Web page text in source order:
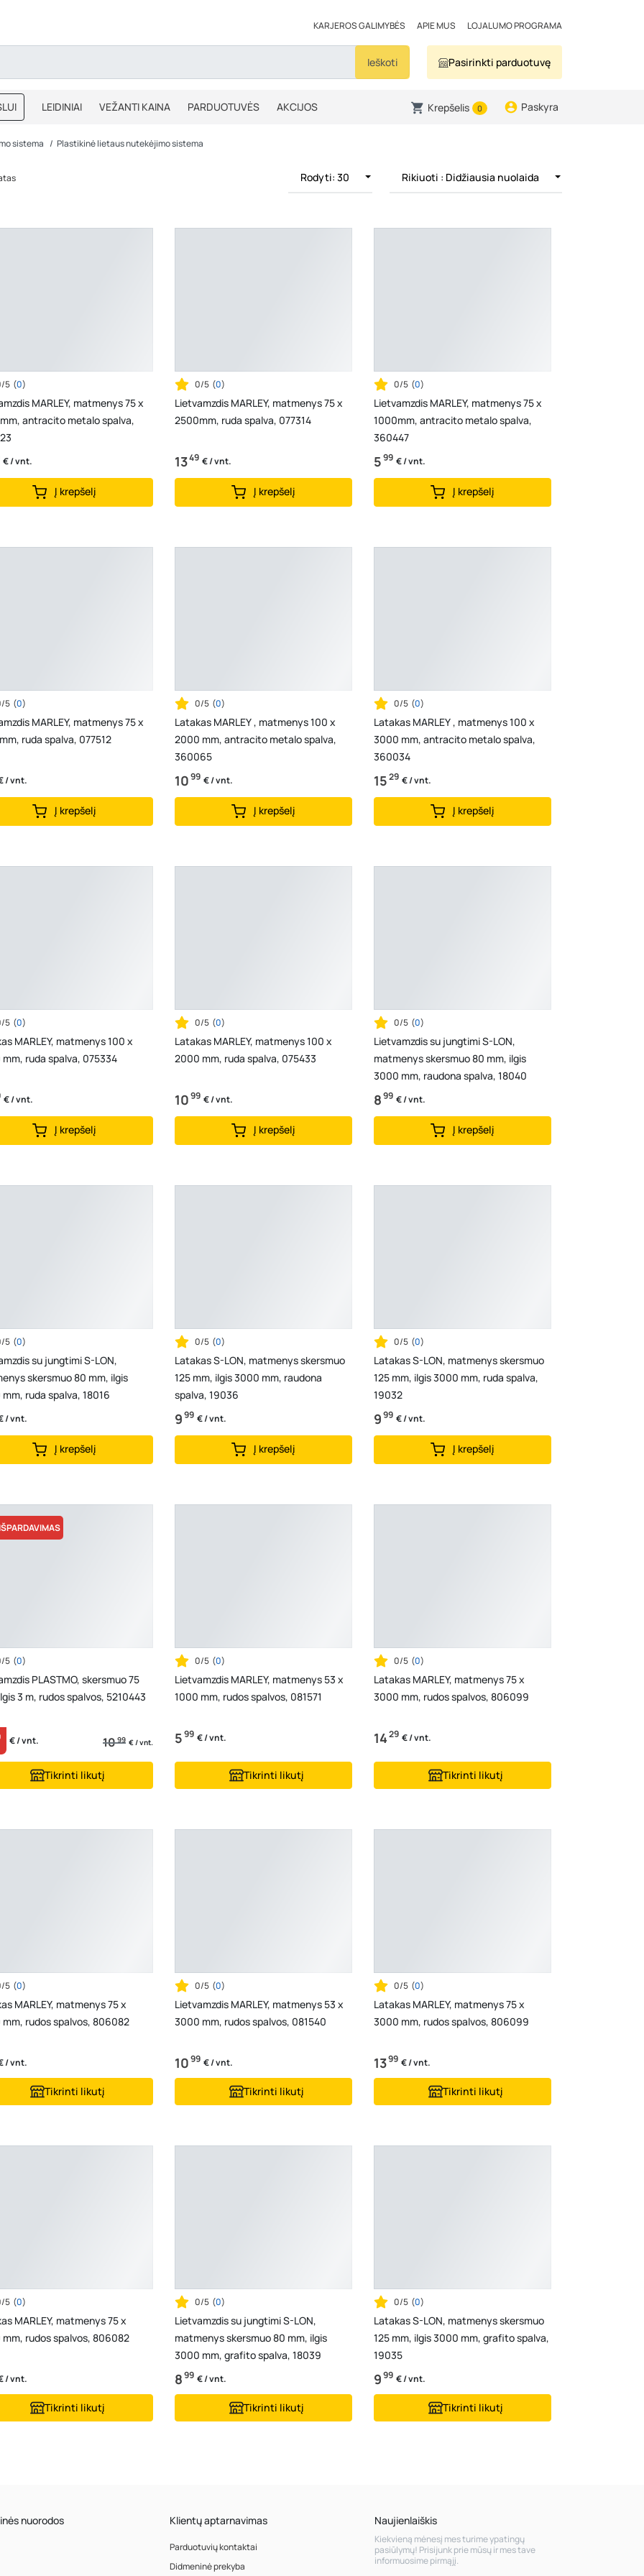
KARJEROS GALIMYBĖS APIE MUS LOJALUMO PROGRAMA
Ieškoti Pasirinkti parduotuvę
LEIDINIAI VEŽANTI KAINA PARDUOTUVĖS AKCIJOS
IŠPARDAVIMAS
Krepšelis 0 Paskyra
sistema Plastikinė lietaus nutekėjimo sistema
Rodyti: 30 Rikiuoti : Didžiausia nuolaida
5 (0)
MARLEY, matmenys 75 x
antracito metalo spalva,
€ / vnt.
Į krepšelį
0/5 (0)
Lietvamzdis MARLEY, matmenys 75 x
2500mm, ruda spalva, 077314
1349 € / vnt.
Į krepšelį
0/5 (0)
Lietvamzdis MARLEY, matmenys 75 x
1000mm, antracito metalo spalva,
360447
599 € / vnt.
Į krepšelį
5 (0)
MARLEY, matmenys 75 x
ruda spalva, 077512
/ vnt.
Į krepšelį
0/5 (0)
Latakas MARLEY , matmenys 100 x
2000 mm, antracito metalo spalva,
360065
1099 € / vnt.
Į krepšelį
0/5 (0)
Latakas MARLEY , matmenys 100 x
3000 mm, antracito metalo spalva,
360034
1529 € / vnt.
Į krepšelį
5 (0)
MARLEY, matmenys 100 x
ruda spalva, 075334
€ / vnt.
Į krepšelį
0/5 (0)
Latakas MARLEY, matmenys 100 x
2000 mm, ruda spalva, 075433
1099 € / vnt.
Į krepšelį
0/5 (0)
Lietvamzdis su jungtimi S-LON,
matmenys skersmuo 80 mm, ilgis
3000 mm, raudona spalva, 18040
899 € / vnt.
Į krepšelį
5 (0)
su jungtimi S-LON,
skersmuo 80 mm, ilgis
ruda spalva, 18016
/ vnt.
Į krepšelį
0/5 (0)
Latakas S-LON, matmenys skersmuo
125 mm, ilgis 3000 mm, raudona
spalva, 19036
999 € / vnt.
Į krepšelį
0/5 (0)
Latakas S-LON, matmenys skersmuo
125 mm, ilgis 3000 mm, ruda spalva,
19032
999 € / vnt.
Į krepšelį
IŠPARDAVIMAS
5 (0)
PLASTMO, skersmuo 75
3 m, rudos spalvos, 5210443
€ / vnt. 1099 € / vnt.
Tikrinti likutį
0/5 (0)
Lietvamzdis MARLEY, matmenys 53 x
1000 mm, rudos spalvos, 081571
599 € / vnt.
Tikrinti likutį
0/5 (0)
Latakas MARLEY, matmenys 75 x
3000 mm, rudos spalvos, 806099
1429 € / vnt.
Tikrinti likutį
5 (0)
MARLEY, matmenys 75 x
rudos spalvos, 806082
/ vnt.
Tikrinti likutį
0/5 (0)
Lietvamzdis MARLEY, matmenys 53 x
3000 mm, rudos spalvos, 081540
1099 € / vnt.
Tikrinti likutį
0/5 (0)
Latakas MARLEY, matmenys 75 x
3000 mm, rudos spalvos, 806099
1399 € / vnt.
Tikrinti likutį
5 (0)
MARLEY, matmenys 75 x
rudos spalvos, 806082
/ vnt.
Tikrinti likutį
0/5 (0)
Lietvamzdis su jungtimi S-LON,
matmenys skersmuo 80 mm, ilgis
3000 mm, grafito spalva, 18039
899 € / vnt.
Tikrinti likutį
0/5 (0)
Latakas S-LON, matmenys skersmuo
125 mm, ilgis 3000 mm, grafito spalva,
19035
999 € / vnt.
Tikrinti likutį
nuorodos Klientų aptarnavimas
Parduotuvių kontaktai
Didmeninė prekyba
Naujienlaiškis
Kiekvieną mėnesį mes turime ypatingų
pasiūlymų! Prisijunk prie mūsų ir mes tave
informuosime pirmąjį.